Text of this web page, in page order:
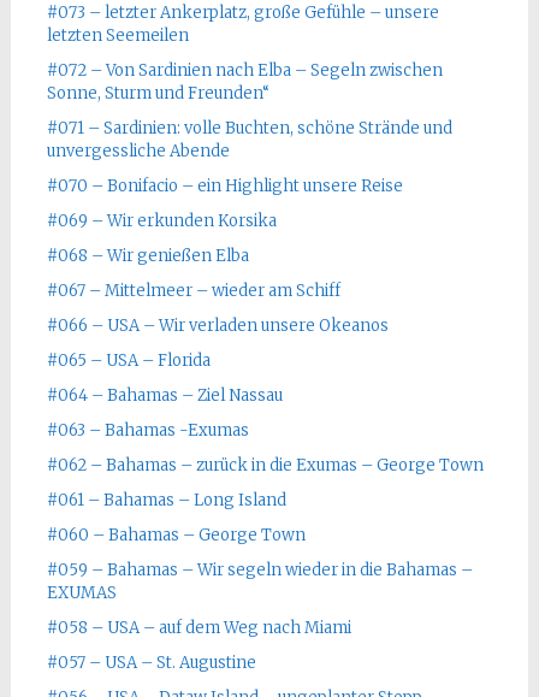
#073 – letzter Ankerplatz, große Gefühle – unsere
letzten Seemeilen
#072 – Von Sardinien nach Elba – Segeln zwischen
Sonne, Sturm und Freunden“
#071 – Sardinien: volle Buchten, schöne Strände und
unvergessliche Abende
#070 – Bonifacio – ein Highlight unsere Reise
#069 – Wir erkunden Korsika
#068 – Wir genießen Elba
#067 – Mittelmeer – wieder am Schiff
#066 – USA – Wir verladen unsere Okeanos
#065 – USA – Florida
#064 – Bahamas – Ziel Nassau
#063 – Bahamas -Exumas
#062 – Bahamas – zurück in die Exumas – George Town
#061 – Bahamas – Long Island
#060 – Bahamas – George Town
#059 – Bahamas – Wir segeln wieder in die Bahamas –
EXUMAS
#058 – USA – auf dem Weg nach Miami
#057 – USA – St. Augustine